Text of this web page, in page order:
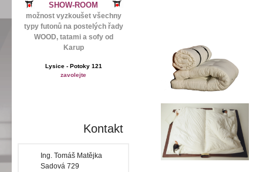
SHOW-ROOM
možnost vyzkoušet všechny
typy futonů na postelých řady
WOOD, tatami a sofy od
Karup
Lysice - Potoky 121
zavolejte
Kontakt
Ing. Tomáš Matějka
Sadová 729